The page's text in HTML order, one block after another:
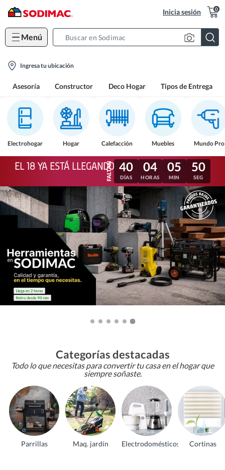
Inicia sesión 0
Menú
location-
Ingresa tu ubicación
Asesoría Constructor Deco Hogar Tipos de Entrega
Electrohogar Hogar Calefacción Muebles Mundo Pro
EL 18 YA ESTÁ LLEGANDO 40
DÍAS
04
HORAS
05
MIN
48
SEG
Categorías destacadas
Todo lo que necesitas para convertir tu casa en el hogar que
siempre soñaste.
Parrillas Maq. jardín Electrodomésticos Cortinas